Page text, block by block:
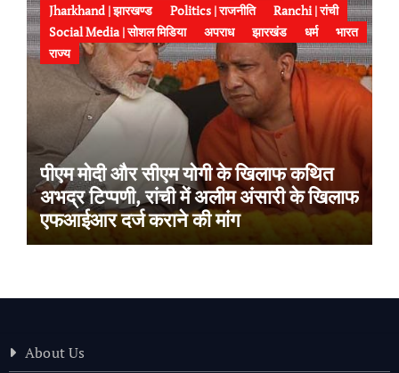
Jharkhand | झारखण्ड Politics | राजनीति
Ranchi | रांची
Social Media | सोशल मिडिया
अपराध झारखंड धर्म
भारत
राज्य
पीएम मोदी और सीएम योगी के खिलाफ कथित
अभद्र टिप्पणी, रांची में अलीम अंसारी के खिलाफ
एफआईआर दर्ज कराने की मांग
About Us